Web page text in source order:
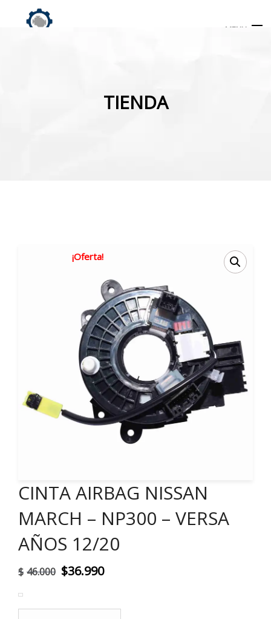
MENU
TIENDA
¡Oferta!
CINTA AIRBAG NISSAN
MARCH – NP300 – VERSA
AÑOS 12/20
$ 46.000 El
original
$36.990El
actual